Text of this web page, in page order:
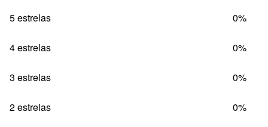
5 estrelas
0%
4 estrelas 0%
3 estrelas 0%
2 estrelas 0%